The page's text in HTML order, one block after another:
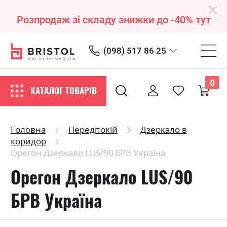
Розпродаж зі складу знижки до -40% тут
(098) 517 86 25
КАТАЛОГ ТОВАРІВ
0
Головна Передпокій
Дзеркало в
коридор
Орегон Дзеркало LUS/90 БРВ Україна
Орегон Дзеркало LUS/90
БРВ Україна